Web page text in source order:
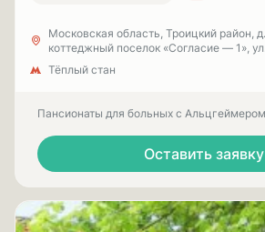
Московская область, Троицкий район,
коттеджный поселок «Согласие — 1»,
Тёплый стан
Пансионаты для больных с Альцгеймером
Оставить заявку